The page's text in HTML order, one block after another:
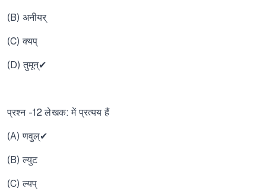
(B) अनीयर्
(C) क्यप्
(D) तुमून्✔
प्रश्न -12 लेखक: में प्रत्यय हैं
(A) णवुल्✔
(B) ल्युट
(C) ल्यप्